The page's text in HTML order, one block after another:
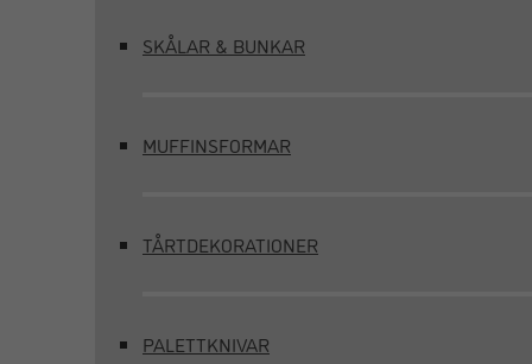
SKÅLAR & BUNKAR
MUFFINSFORMAR
TÅRTDEKORATIONER
PALETTKNIVAR